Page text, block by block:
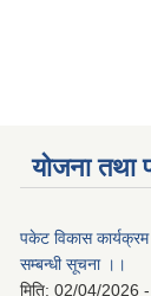
योजना तथा
पकेट विकास
सम्बन्धी सूचना ।।
मिति: 02/04/2026